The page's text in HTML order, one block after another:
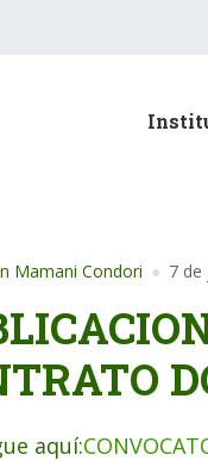
Mamani Condori 7 de
aquí: